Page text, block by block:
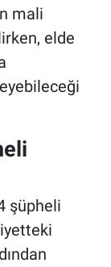
mali
elde
şüpheli